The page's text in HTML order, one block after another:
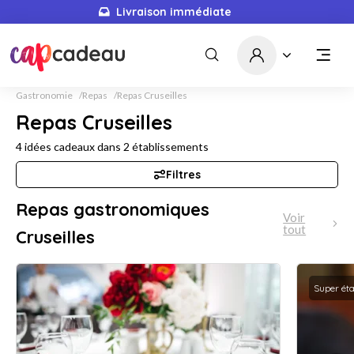
Livraison immédiate
5671idées cadeaux
Gastronomie Repas Repas Cruseilles
Repas Cruseilles
4idées cadeaux dans 2 établissements
Filtres
Repas gastronomiques
Cruseilles
Voir
tout
Super